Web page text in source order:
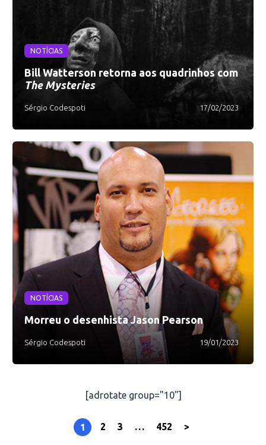
NOTÍCIAS
Bill Watterson retorna aos quadrinhos com
The Mysteries
Sérgio Codespoti 17/02/2023
NOTÍCIAS
Morreu o desenhista Jason Pearson
Sérgio Codespoti 19/01/2023
[adrotate group="10"]
1 2 3 … 452 >